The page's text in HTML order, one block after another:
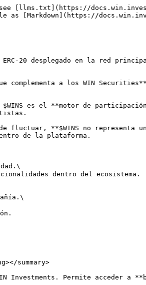
[llms.txt](https://
[Markdown](https://
20 desplegado en la red
que complementa a los WIN
$WINS es el **motor de
fluctuar, **$WINS no
de la plataforma.
dentro del ecosistema.
summary>
Permite acceder a